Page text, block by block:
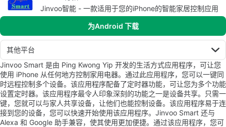
Jinvoo智能 - 一款适用于您的iPhone的智能家居控制应用
为Android 下载
其他平台
Jinvoo Smart 是由 Ping Kwong Yip 开发的生活方式应用程序，可让您
使用 iPhone 从任何地方控制家用电器。通过此应用程序，您可以一键同
时远程控制多个设备。该应用程序配备了定时器功能，可让您为多个功能
设置定时器。该应用程序最令人印象深刻的功能之一是设备共享。只需一
键，您就可以与家人共享设备，让他们也能控制设备。该应用程序易于连
接到您的设备，您可以快速开始使用该应用程序。Jinvoo Smart 还与
Alexa 和 Google 助手兼容，使其使用更加便捷。通过该应用程序，您可